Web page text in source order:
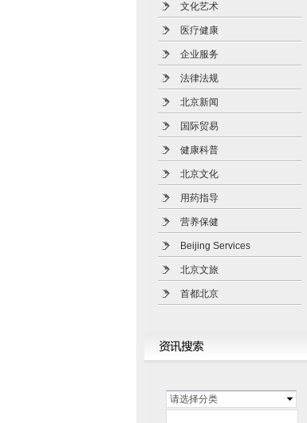
文化艺术
医疗健康
企业服务
法律法规
北京新闻
国际贸易
健康科普
北京文化
用药指导
营养保健
Beijing Services
北京文旅
首都北京
请选择分类